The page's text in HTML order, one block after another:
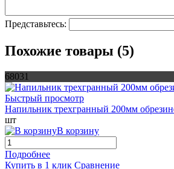
Представьтесь:
Похожие товары (5)
68031
Быстрый просмотр
Напильник трехгранный 200мм
шт
В корзину
Подробнее
Купить в 1 клик Сравнение